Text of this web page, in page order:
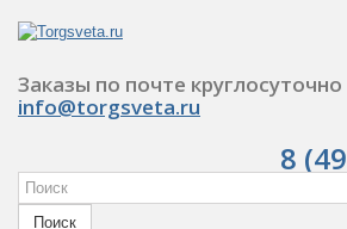
Заказы по почте круглосуточно
info@torgsveta.ru
8
Поиск